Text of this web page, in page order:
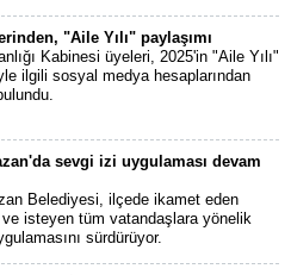
"Aile Yılı" paylaşımı
Kabinesi üyeleri, 2025'in "Aile Yılı"
ilgili sosyal medya hesaplarından
sevgi izi uygulaması devam
Belediyesi, ilçede ikamet eden
ve isteyen tüm vatandaşlara yönelik
sürdürüyor.